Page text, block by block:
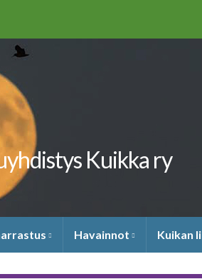
Kuikka ry
Havainnot Kuikan